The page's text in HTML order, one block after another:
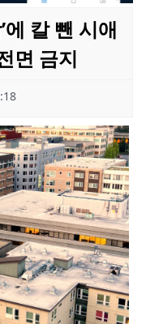
에 칼 뺀 시애
면 금지